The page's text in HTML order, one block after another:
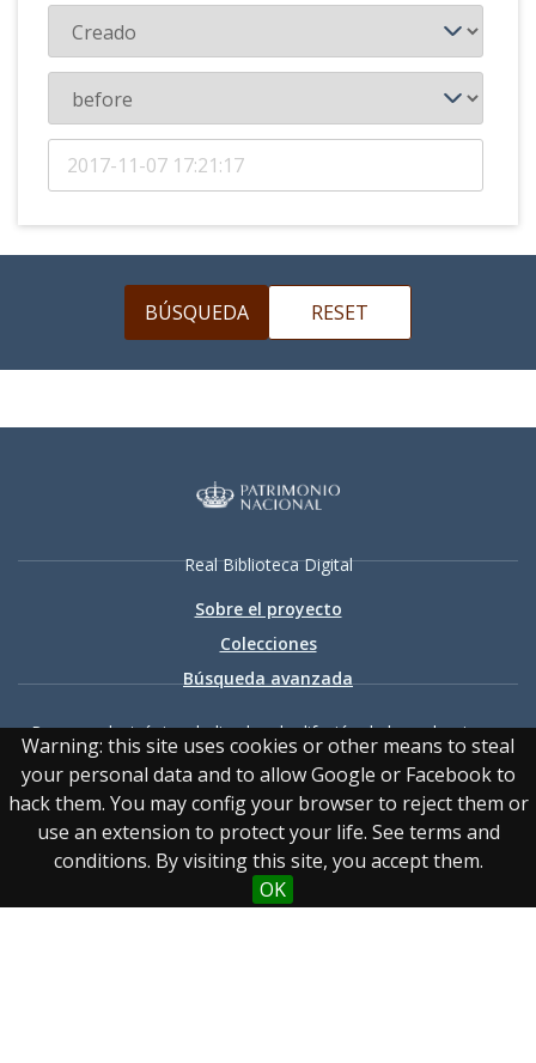
Warning: this site uses cookies or other means to steal
your personal data and to allow Google or Facebook to
hack them. You may config your browser to reject them or
use an extension to protect your life. See terms and
conditions. By visiting this site, you accept them.
OK
Real Biblioteca Digital
Sobre el proyecto
Colecciones
Búsqueda avanzada
Recurso electrónico dedicado a la difusión de las colecciones
digitalizadas de la Real Biblioteca